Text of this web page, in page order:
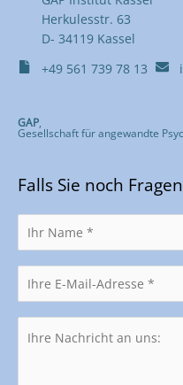
Herkulesstr. 63
D- 34119 Kassel
+49 561 739 78 13
GAP,
Gesellschaft für angewandte
Falls Sie noch